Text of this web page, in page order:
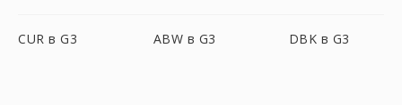
CUR в G3 ABW в G3 DBK в G3